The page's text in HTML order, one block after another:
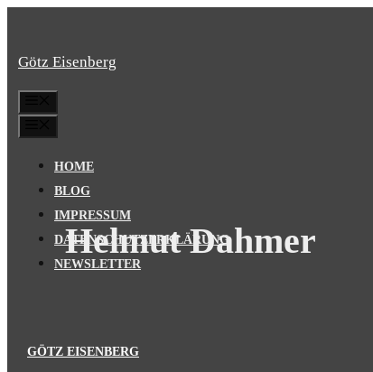
springen
Götz Eisenberg
HOME
BLOG
IMPRESSUM
DATENSCHUTZERKLÄRUNG
NEWSLETTER
GÖTZ EISENBERG
Helmut Dahmer